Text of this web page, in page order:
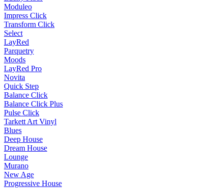
Moduleo
Impress Click
Transform Click
Select
LayRed
Parquetry
Moods
LayRed Pro
Novita
Quick Step
Balance Click
Balance Click Plus
Pulse Click
Tarkett Art Vinyl
Blues
Deep House
Dream House
Lounge
Murano
New Age
Progressive House